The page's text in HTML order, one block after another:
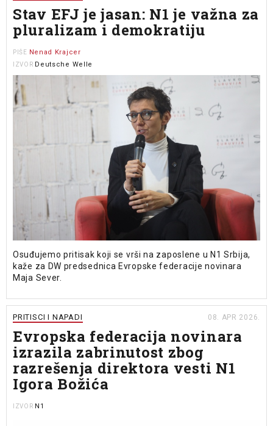
Stav EFJ je jasan: N1 je važna za
pluralizam i demokratiju
PIŠE Nenad Krajcer
IZVOR Deutsche Welle
Osuđujemo pritisak koji se vrši na zaposlene u N1 Srbija,
kaže za DW predsednica Evropske federacije novinara
Maja Sever.
PRITISCI I NAPADI 08. APR 2026.
Evropska federacija novinara
izrazila zabrinutost zbog
razrešenja direktora vesti N1
Igora Božića
IZVOR N1